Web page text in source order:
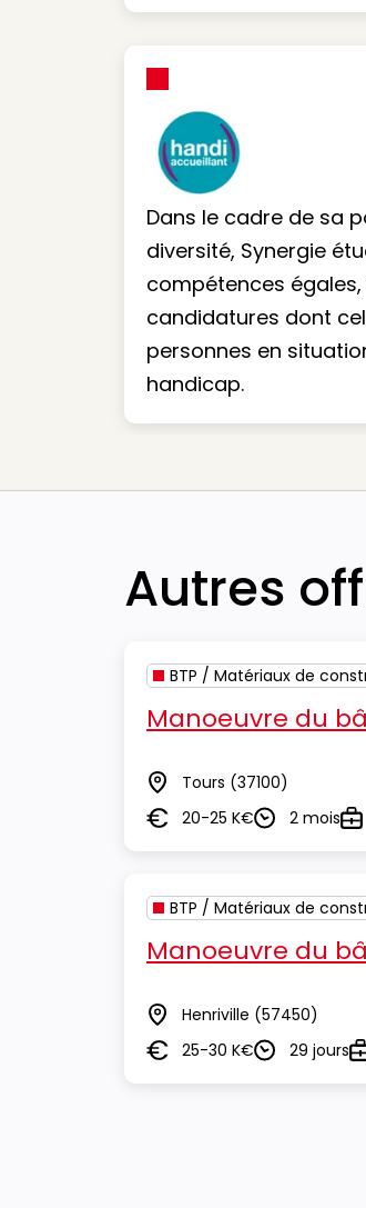
Dans le cadre de sa
diversité, Synergie
compétences
candidatures dont
personnes en
handicap.
Autres
BTP / Matériaux de
Manoeuvre du
Lieu Tours (37100)
Salaire20-25 K€Durée2 mois
BTP / Matériaux de
Manoeuvre du
Lieu Henriville (57450)
Salaire25-30 K€Durée29 jours